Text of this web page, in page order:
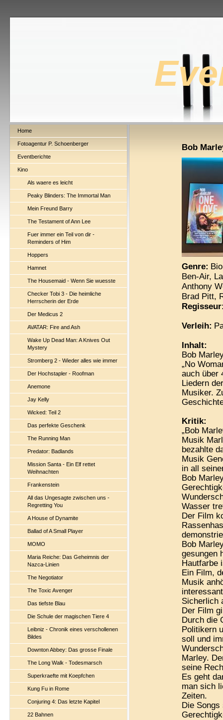
Home
Fotoagentur P. Schoenberger
Eventberichte
Kino
Als waere es leicht
Peaky Blinders: The Immortal Man
Mein Freund Barry
The Testament of Ann Lee
Fuer immer ein Teil von dir -
Reminders of Him
Hoppers
Hamnet
The Housemaid - Wenn Sie wuesste
Checker Tobi 3 - Die heimliche
Herrscherin der Erde
Der Medicus 2
AVATAR: Fire and Ash
Wake Up Dead Man: A Knives Out
Mystery
Stromberg 2 - Wieder alles wie immer
Der Hochstapler - Roofman
Anemone
Jay Kelly
Wicked: Teil 2
Das perfekte Geschenk
The Running Man
Predator: Badlands
Mission Santa - Ein Elf rettet
Weihnachten
Frankenstein
All das Ungesagte zwischen uns -
Regretting You
A House of Dynamite
Ballad of A Small Player
MOMO
Maria Reiche: Das Geheimnis der
Nazca-Linien
The Negotiator
The Toxic Avenger
Das tiefste Blau
Die Schule der magischen Tiere 4
Leibniz - Chronik eines verschollenen
Bildes
Downton Abbey: Das grosse Finale
The Long Walk - Todesmarsch
Superkraefte mit Koepfchen
Kung Fu in Rome
Conjuring 4: Das letzte Kapitel
22 Bahnen
Bob
Genre:
Ben-Air,
Anthony
Brad Pitt,
Verleih:
Inhalt:
Bob
„No
auch über
Liedern
Musiker.
Kritik:
„Bob
Musik
bezahlte
Musik
in all
Bob
Wasser
Der Film
Bob
gesungen
Hautfarbe
Ein Film,
Musik
Sicherlich
Der Film
Durch die
Politikern
soll und
Marley.
seine
Es geht
man sich
Zeiten.
Die